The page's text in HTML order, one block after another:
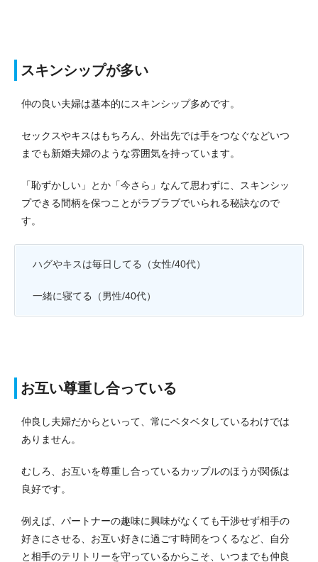
スキンシップが多い
仲の良い夫婦は基本的にスキンシップ多めです。
セックスやキスはもちろん、外出先では手をつなぐなどいつ
までも新婚夫婦のような雰囲気を持っています。
「恥ずかしい」とか「今さら」なんて思わずに、スキンシッ
プできる間柄を保つことがラブラブでいられる秘訣なので
す。
ハグやキスは毎日してる（女性/40代）
一緒に寝てる（男性/40代）
お互い尊重し合っている
仲良し夫婦だからといって、常にベタベタしているわけでは
ありません。
むしろ、お互いを尊重し合っているカップルのほうが関係は
良好です。
例えば、パートナーの趣味に興味がなくても干渉せず相手の
好きにさせる、お互い好きに過ごす時間をつくるなど、自分
と相手のテリトリーを守っているからこそ、いつまでも仲良